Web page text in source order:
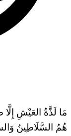
مَا لَذَّةُ العَيْشِ إِلَّا
هُمُ السَّلَاطِينُ